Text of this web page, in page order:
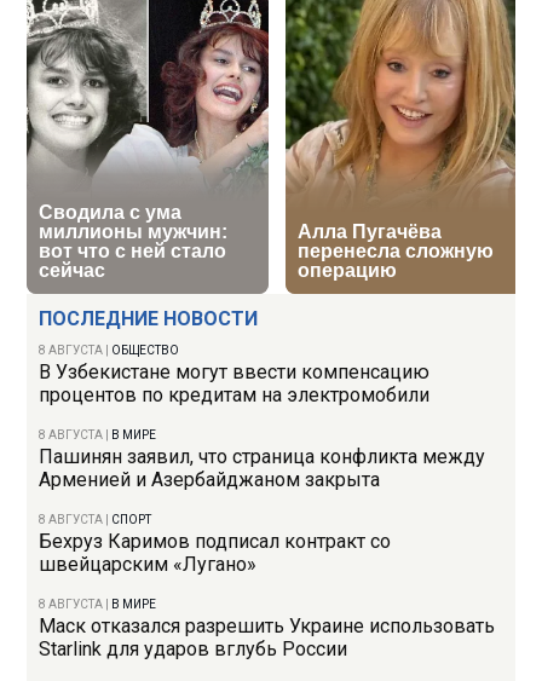
ПОСЛЕДНИЕ НОВОСТИ
8 АВГУСТА ОБЩЕСТВО
В Узбекистане могут ввести компенсацию
процентов по кредитам на электромобили
8 АВГУСТА В МИРЕ
Пашинян заявил, что страница конфликта между
Арменией и Азербайджаном закрыта
8 АВГУСТА СПОРТ
Бехруз Каримов подписал контракт со
швейцарским «Лугано»
8 АВГУСТА В МИРЕ
Маск отказался разрешить Украине использовать
Starlink для ударов вглубь России